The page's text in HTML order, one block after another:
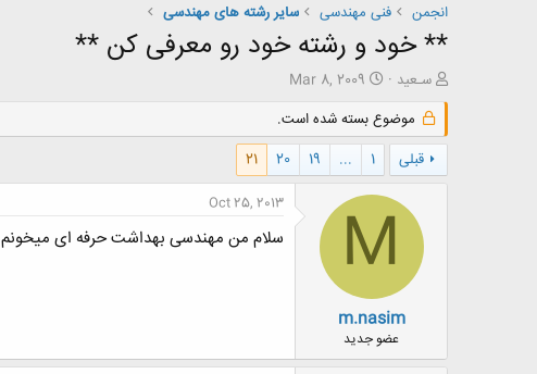
انجمن
فنی مهندسی سایر رشته های مهندسی
** خود و رشته خود رو معرفی کن **
ش
و
ع
ک
ن
سـعید
ت
ر
ی
ش
ر
ع
Mar 8, 2009
موضوع بسته شده است.
قبلی
1
...
19
20
21
M
m.nasim
عضو جدید
Oct 25, 2013
سلام من مهندسی بهداشت حرفه ای میخونم